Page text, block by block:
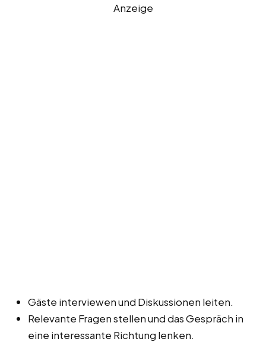
Anzeige
Gäste interviewen und Diskussionen leiten.
Relevante Fragen stellen und das Gespräch in
eine interessante Richtung lenken.